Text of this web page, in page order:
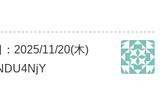
：2025/11/20(木)